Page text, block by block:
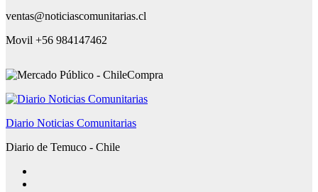
ventas@noticiascomunitarias.cl
Movil +56 984147462
Diario Noticias Comunitarias
Diario de Temuco - Chile